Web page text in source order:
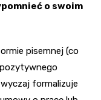
o swoim
pisemnej (co
formalizuje